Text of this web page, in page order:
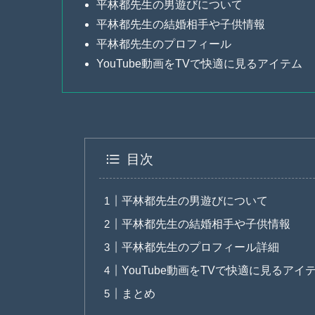
平林都先生の男遊びについて
平林都先生の結婚相手や子供情報
平林都先生のプロフィール
YouTube動画をTVで快適に見るアイテム
目次
平林都先生の男遊びについて
平林都先生の結婚相手や子供情報
平林都先生のプロフィール詳細
YouTube動画をTVで快適に見るアイ
まとめ